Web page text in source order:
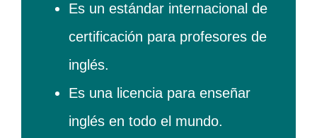
Es un estándar internacional de
certificación para profesores de
inglés.
Es una licencia para enseñar
inglés en todo el mundo.